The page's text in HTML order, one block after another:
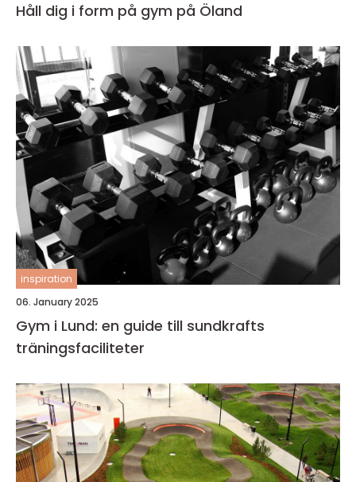
Håll dig i form på gym på Öland
inspiration
06. January 2025
Gym i Lund: en guide till sundkrafts
träningsfaciliteter